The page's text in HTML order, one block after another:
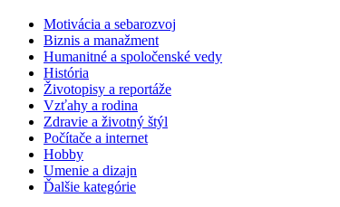
Motivácia a sebarozvoj
Biznis a manažment
Humanitné a spoločenské vedy
História
Životopisy a reportáže
Vzťahy a rodina
Zdravie a životný štýl
Počítače a internet
Hobby
Umenie a dizajn
Ďalšie kategórie